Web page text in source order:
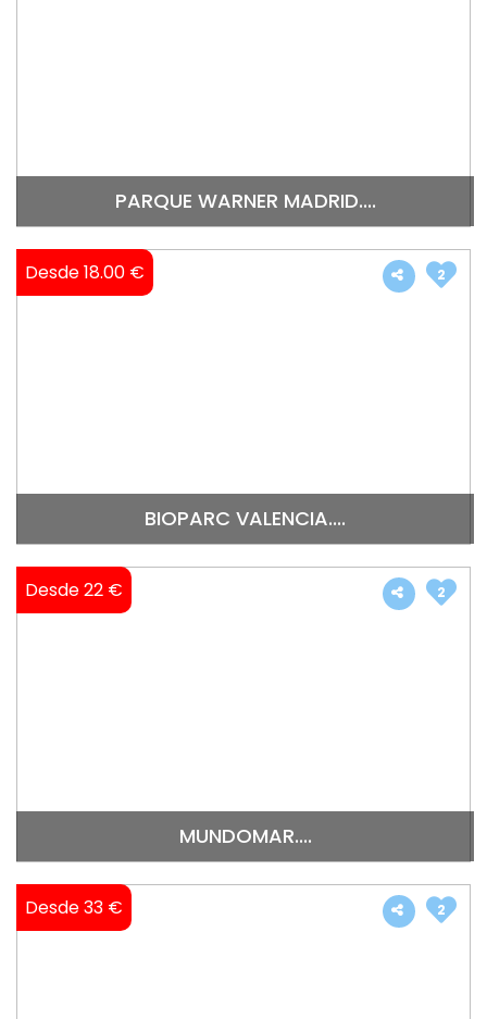
PARQUE WARNER MADRID....
Desde 18.00 €
BIOPARC VALENCIA....
2
Desde 22 €
MUNDOMAR....
2
Desde 33 € 2